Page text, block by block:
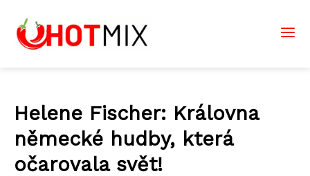
Helene Fischer: Královna
německé hudby, která
očarovala svět!